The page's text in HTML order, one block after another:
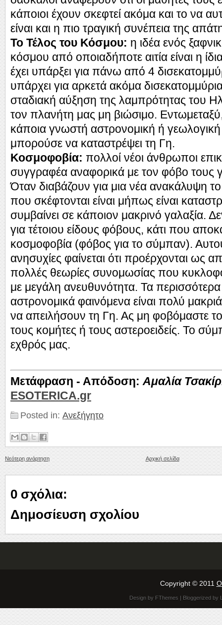
κάποιοι έχουν σκεφτεί ακόμα και το να
είναι και η πιο τραγική συνέπεια της
Το Τέλος του Κόσμου: η ιδέα ενός
κόσμου από οποιαδήποτε αιτία είναι η
έχει υπάρξει για πάνω από 4
υπάρχει για αρκετά ακόμα
σταδιακή αύξηση της λαμπρότητας του
τον πλανήτη μας μη βιώσιμο.
κάποια γνωστή αστρονομική ή
μπορούσε να καταστρέψει τη Γη.
Κοσμοφοβία: πολλοί νέοι άνθρωποι
συγγραφέα αναφορικά με τον φόβο τους
Όταν διαβάζουν για μια νέα ανακάλυψη
που σκέφτονται είναι μήπως είναι
συμβαίνει σε κάποιον μακρινό γαλαξία.
για τέτοιου είδους φόβους, κάτι που
κοσμοφοβία (φόβος για το σύμπαν).
ανησυχίες φαίνεται ότι προέρχονται ως
πολλές θεωρίες συνομωσίας που
με μεγάλη ανευθυνότητα. Τα
αστρονομικά φαινόμενα είναι πολύ
να απειλήσουν τη Γη. Ας μη φοβόμαστε
τους κομήτες ή τους αστεροειδείς. Το
εχθρός μας.
Μετάφραση - Απόδοση: Αμαλία
ESOTERICA.gr
Posted in: Ανεξήγητο
Νεότερη ανάρτηση Αρχική σελίδα
0 σχόλια:
Δημοσίευση σχολίου
Copyright © 2011
Design by FThemes | Bloggerized by